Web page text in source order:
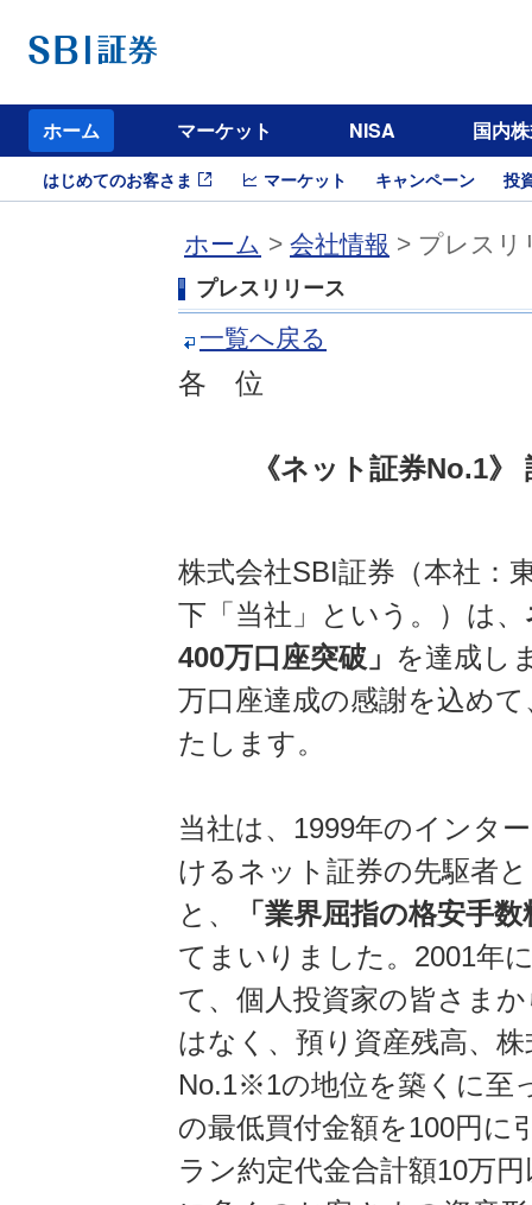
ホーム マーケット NISA 国内
はじめてのお客さま マーケット キャンペーン 投
ホーム > 会社情報 > プレスリ
プレスリリース
一覧へ戻る
各 位
《ネット証券No.1
株式会社SBI証券（本社：
下「当社」という。）は、
400万口座突破」 を達成し
万口座達成の感謝を込め
たします。
当社は、1999年のインタ
けるネット証券の先駆者
と、
「業界屈指の格安手
てまいりました。2001年
て、個人投資家の皆さま
はなく、預り資産残高、
No.1※1の地位を築くに至
の最低買付金額を100円に
ラン約定代金合計額10万